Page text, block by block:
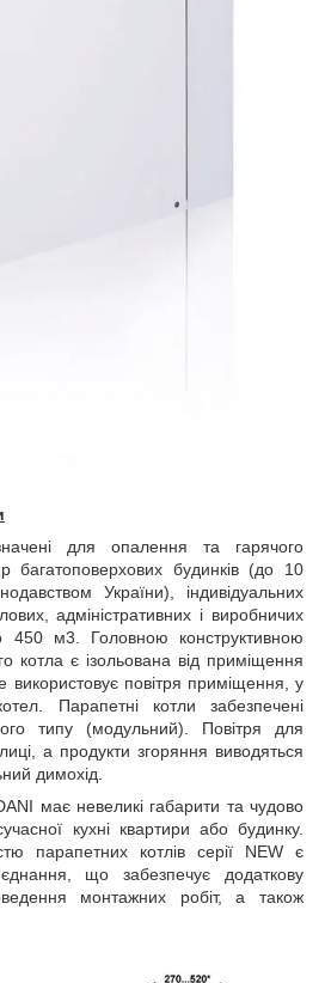
для опалення та гарячого
багатоповерхових будинків (до 10
України), індивідуальних
адміністративних і виробничих
м3. Головною конструктивною
котла є ізольована від приміщення
використовує повітря приміщення, у
Парапетні котли забезпечені
типу (модульний). Повітря для
а продукти згоряння виводяться
димохід.
має невеликі габарити та чудово
кухні квартири або будинку.
парапетних котлів серії NEW є
що забезпечує додаткову
монтажних робіт, а також